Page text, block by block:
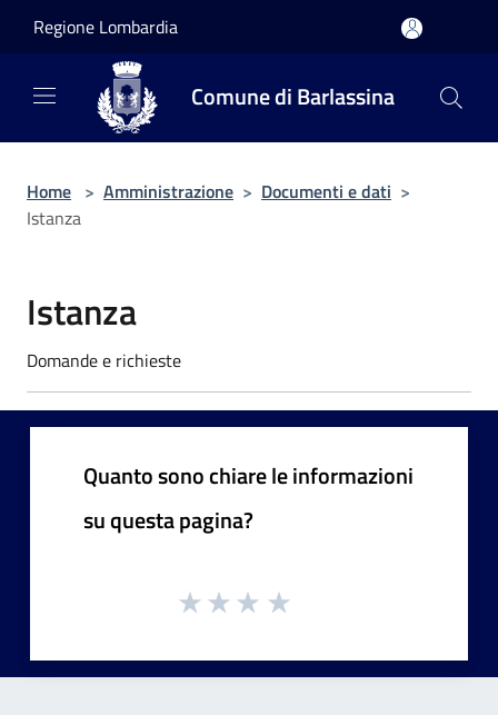
Regione Lombardia
Comune di Barlassina
Home > Amministrazione > Documenti e dati >
Istanza
Istanza
Domande e richieste
Quanto sono chiare le informazioni
su questa pagina?